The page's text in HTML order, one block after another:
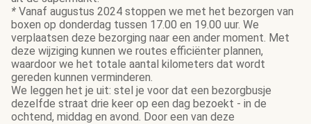
* Vanaf augustus 2024 stoppen we met het bezorgen van
boxen op donderdag tussen 17.00 en 19.00 uur. We
verplaatsen deze bezorging naar een ander moment. Met
deze wijziging kunnen we routes efficiënter plannen,
waardoor we het totale aantal kilometers dat wordt
gereden kunnen verminderen.
We leggen het je uit: stel je voor dat een bezorgbusje
dezelfde straat drie keer op een dag bezoekt - in de
ochtend, middag en avond. Door een van deze